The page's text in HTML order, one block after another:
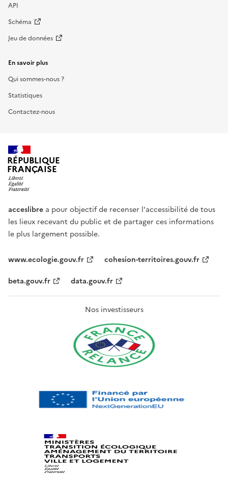
API
Schéma
Jeu de données
En savoir plus
Qui sommes-nous ?
Statistiques
Contactez-nous
RÉPUBLIQUE
FRANÇAISE
acceslibre a pour objectif de recenser l'accessibilité de tous
les lieux recevant du public et de partager ces informations
le plus largement possible.
www.ecologie.gouv.fr
cohesion-territoires.gouv.fr
beta.gouv.fr
data.gouv.fr
Nos investisseurs